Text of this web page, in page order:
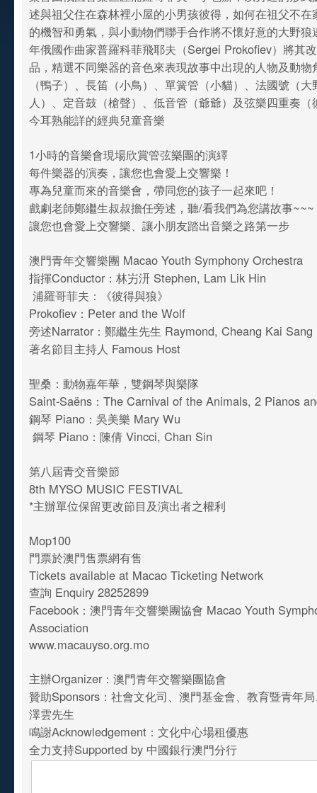
述與祖父住在森林裡小屋的小男孩彼得，如何在祖父不在
的機智和勇氣，與小動物們聯手合作將不懷好意的大野
年俄國作曲家普羅科菲飛耶夫（Sergei Prokofiev）將其
品，精選不同樂器的音色來表現故事中出現的人物及動物
（鴨子）、長笛（小鳥）、單簧管（小貓）、法國號（
人）、定音鼓（槍聲）、低音管（爺爺）及弦樂四重奏
今耳熟能詳的經典兒童音樂
1小時的音樂會現場欣賞管弦樂團的演繹
每件樂器的演奏，讓您也會愛上交響樂！
專為兒童而來的音樂會，帶同您的孩子一起來吧！
戲劇老師鄭繼生叔叔擔任旁述，聽/看我們為您講故事~~~
讓您也會愛上交響樂、讓小朋友踏出音樂之路第一步
澳門青年交響樂團 Macao Youth Symphony Orchestra
指揮Conductor：林屴汧 Stephen, Lam Lik Hin
浦羅哥菲夫：《彼得與狼》
Prokofiev：Peter and the Wolf
旁述Narrator：鄭繼生先生 Raymond, Cheang Kai Sang
著名節目主持人 Famous Host
聖桑：動物嘉年華，雙鋼琴與樂隊
Saint-Saëns：The Carnival of the Animals, 2 Pianos
鋼琴 Piano：吳美樂 Mary Wu
鋼琴 Piano：陳倩 Vincci, Chan Sin
第八屆青交音樂節
8th MYSO MUSIC FESTIVAL
*主辦單位保留更改節目及演出者之權利
Mop100
門票於澳門售票網有售
Tickets available at Macao Ticketing Network
查詢 Enquiry 28252899
Facebook：澳門青年交響樂團協會 Macao Youth
Association
www.macauyso.org.mo
主辦Organizer：澳門青年交響樂團協會
贊助Sponsors：社會文化司、澳門基金會、教育暨青年
澤雲先生
鳴謝Acknowledgement：文化中心場租優惠
全力支持Supported by 中國銀行澳門分行